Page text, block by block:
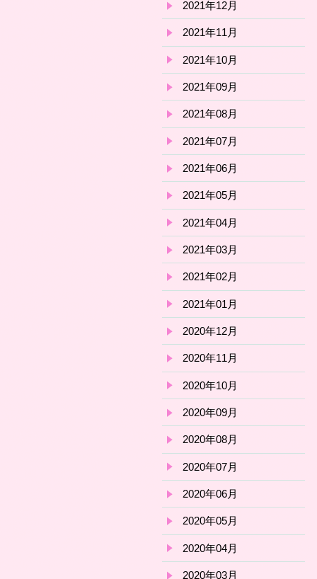
2021年12月
2021年11月
2021年10月
2021年09月
2021年08月
2021年07月
2021年06月
2021年05月
2021年04月
2021年03月
2021年02月
2021年01月
2020年12月
2020年11月
2020年10月
2020年09月
2020年08月
2020年07月
2020年06月
2020年05月
2020年04月
2020年03月